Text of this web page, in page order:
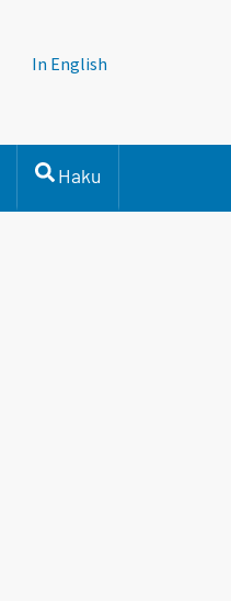
In English
Haku